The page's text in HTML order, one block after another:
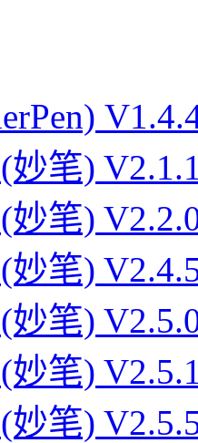
妙笔)
妙笔)
妙笔)
妙笔)
妙笔)
妙笔)